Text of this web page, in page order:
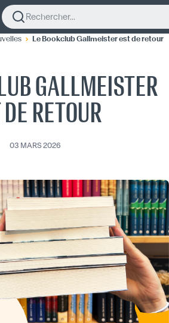
Rechercher...
Le Bookclub Gallmeister est de retour
GALLMEISTER
RETOUR
03 MARS 2026